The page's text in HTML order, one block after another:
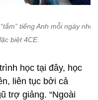
tiếng Anh mỗi ngày nhờ
biệt 4CE.
học tại đây, học
liên tục bởi cả
trợ giảng. “Ngoài